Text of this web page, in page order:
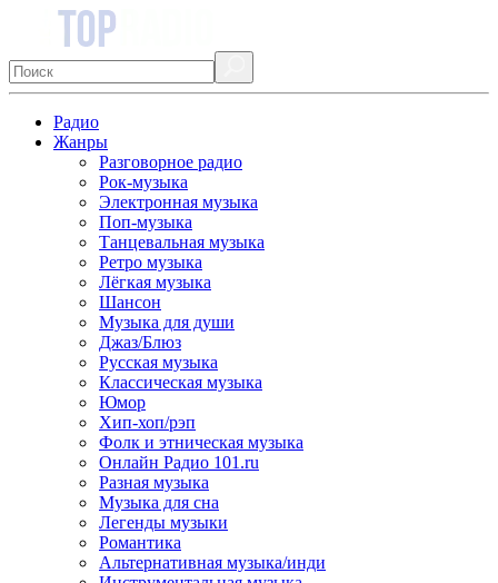
Радио
Жанры
Разговорное радио
Рок-музыка
Электронная музыка
Поп-музыка
Танцевальная музыка
Ретро музыка
Лёгкая музыка
Шансон
Музыка для души
Джаз/Блюз
Русская музыка
Классическая музыка
Юмор
Хип-хоп/рэп
Фолк и этническая музыка
Онлайн Радио 101.ru
Разная музыка
Музыка для сна
Легенды музыки
Романтика
Альтернативная музыка/инди